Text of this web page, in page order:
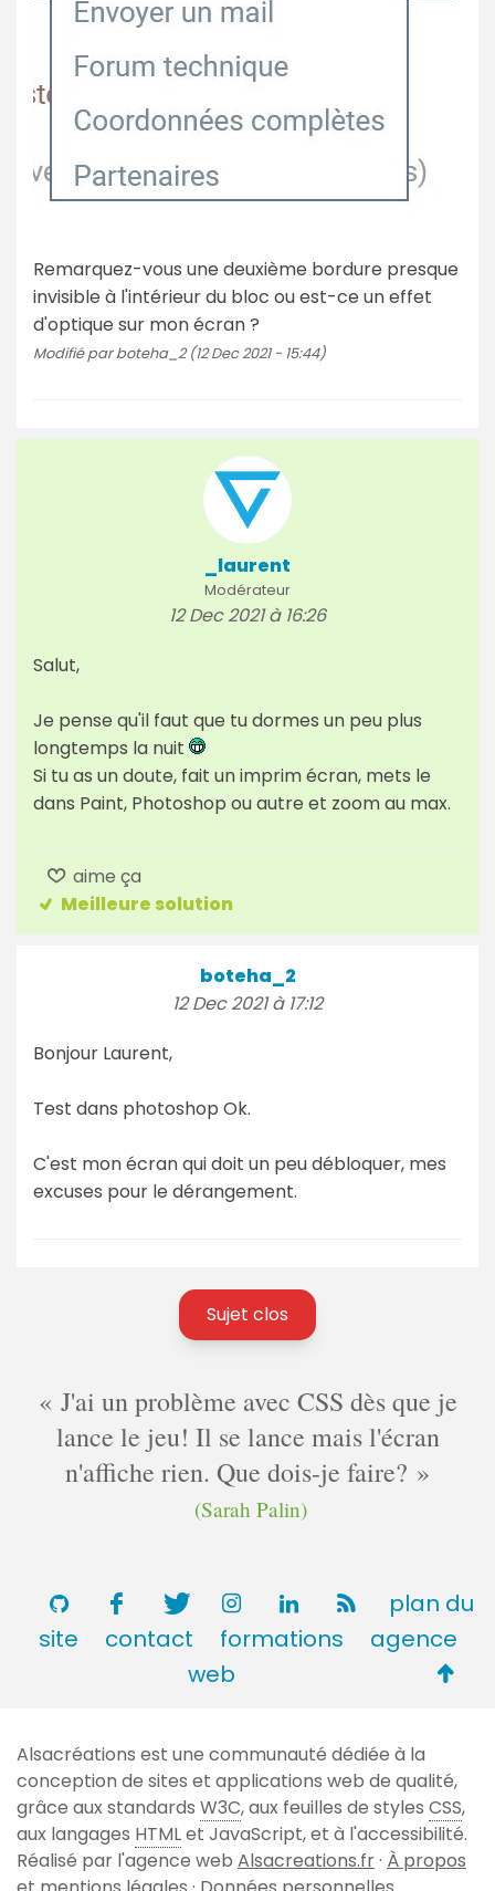
Remarquez-vous une deuxième bordure presque
invisible à l'intérieur du bloc ou est-ce un effet
d'optique sur mon écran ?
Modifié par boteha_2 (12 Dec 2021 - 15:44)
_laurent
Modérateur
12 Dec 2021 à 16:26
Salut,
Je pense qu'il faut que tu dormes un peu plus
longtemps la nuit
Si tu as un doute, fait un imprim écran, mets le
dans Paint, Photoshop ou autre et zoom au max.
aime ça
Meilleure solution
boteha_2
12 Dec 2021 à 17:12
Bonjour Laurent,
Test dans photoshop Ok.
C'est mon écran qui doit un peu débloquer, mes
excuses pour le dérangement.
Sujet clos
J'ai un problème avec CSS dès que je
lance le jeu! Il se lance mais l'écran
n'affiche rien. Que dois-je faire?
(Sarah Palin)
plan du
site
contact formations
agence
web
de
page
Alsacréations est une communauté dédiée à la
conception de sites et applications web de qualité,
grâce aux standards W3C, aux feuilles de styles CSS,
aux langages HTMLet JavaScript, et à l'accessibilité.
Réalisé par l'agence web Alsacreations.fr· À propos